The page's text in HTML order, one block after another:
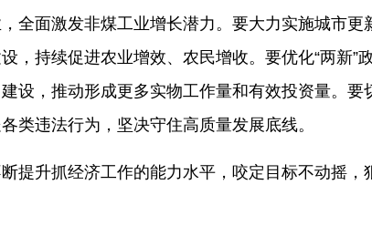
全面激发非煤工业增长潜力。要大力实施城市
，持续促进农业增效、农民增收。要优化“两新”
设，推动形成更多实物工作量和有效投资量。
类违法行为，坚决守住高质量发展底线。
提升抓经济工作的能力水平，咬定目标不动摇